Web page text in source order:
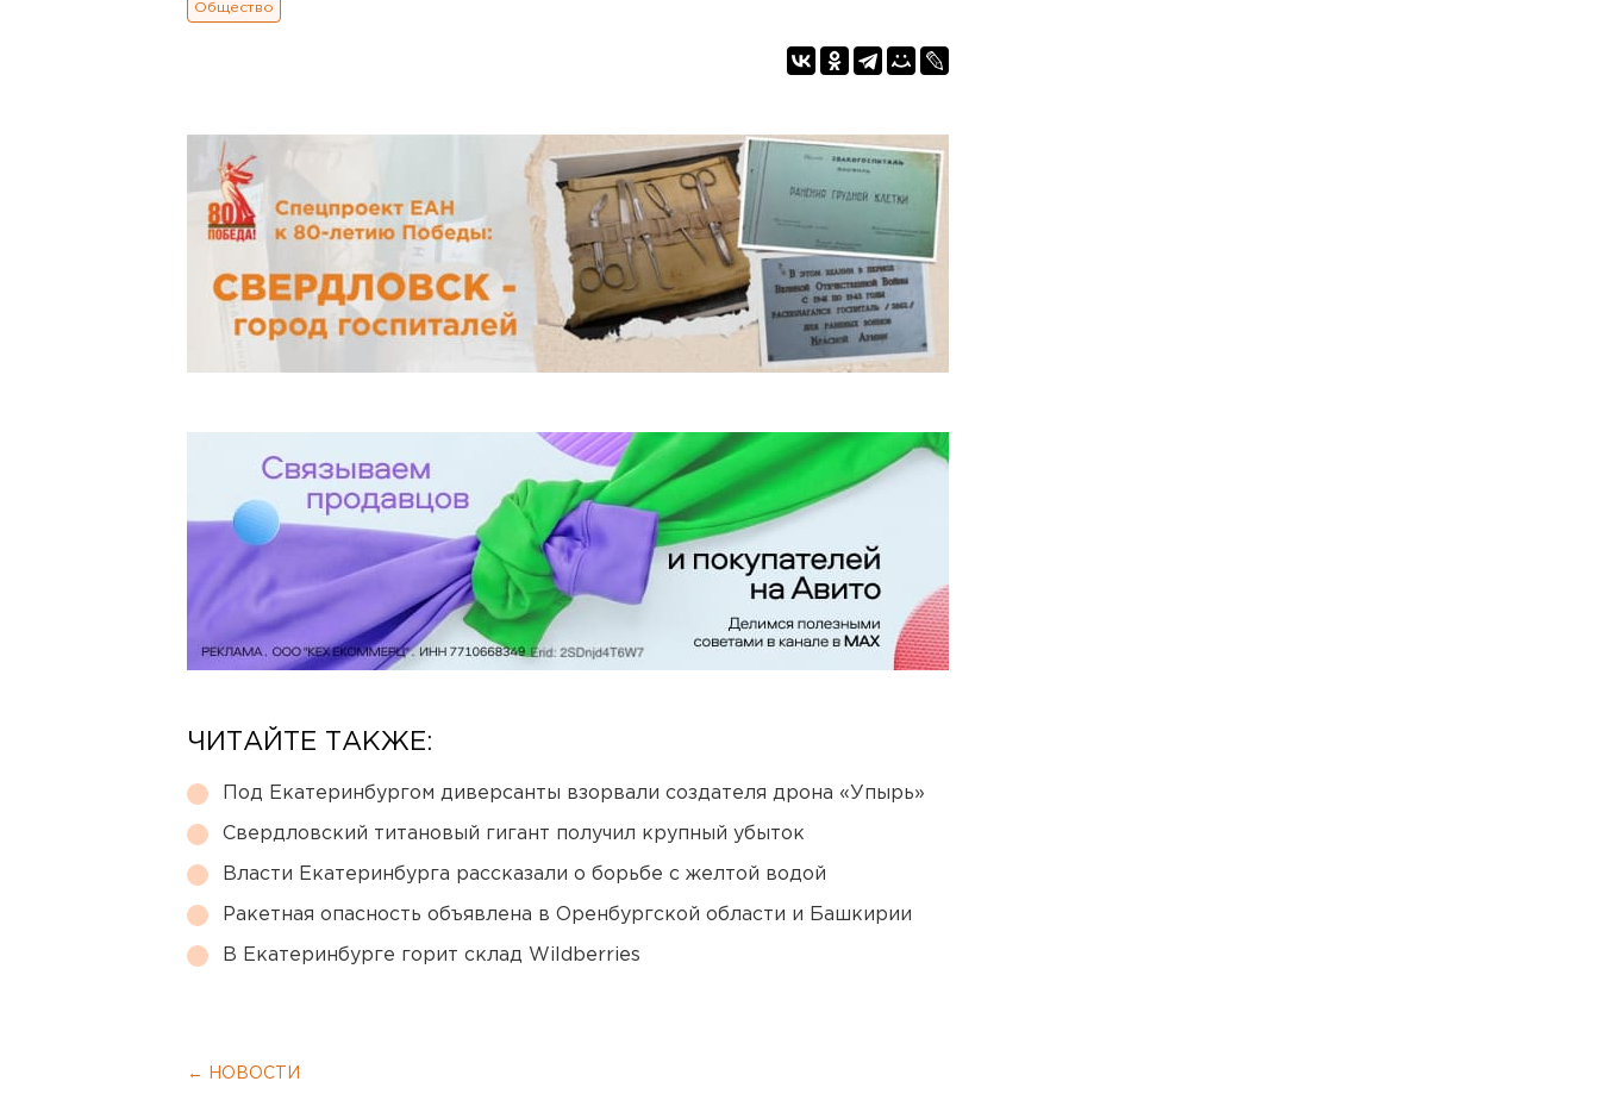
Общество
ЧИТАЙТЕ ТАКЖЕ:
Под Екатеринбургом диверсанты взорвали создателя дрона «Упырь»
Свердловский титановый гигант получил крупный убыток
Власти Екатеринбурга рассказали о борьбе с желтой водой
Ракетная опасность объявлена в Оренбургской области и Башкирии
В Екатеринбурге горит склад Wildberries
← НОВОСТИ